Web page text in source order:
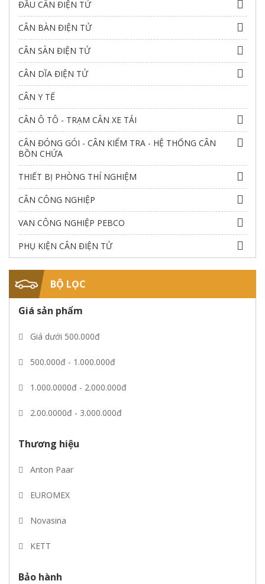
ĐẦU CÂN ĐIỆN TỬ
CÂN BÀN ĐIỆN TỬ
CÂN SÀN ĐIỆN TỬ
CÂN DĨA ĐIỆN TỬ
CÂN Y TẾ
CÂN Ô TÔ - TRẠM CÂN XE TẢI
CÂN ĐÓNG GÓI - CÂN KIỂM TRA - HỆ THỐNG CÂN
BỒN CHỨA
THIẾT BỊ PHÒNG THÍ NGHIỆM
CÂN CÔNG NGHIỆP
VAN CÔNG NGHIỆP PEBCO
PHỤ KIỆN CÂN ĐIỆN TỬ
BỘ LỌC
Giá sản phẩm
Giá dưới 500.000đ
500.000đ - 1.000.000đ
1.000.0000đ - 2.000.000đ
2.00.0000đ - 3.000.000đ
3.00.0000đ - 5.000.000đ
Thương hiệu
Anton Paar
EUROMEX
Novasina
KETT
Mettler toledo
Bảo hành